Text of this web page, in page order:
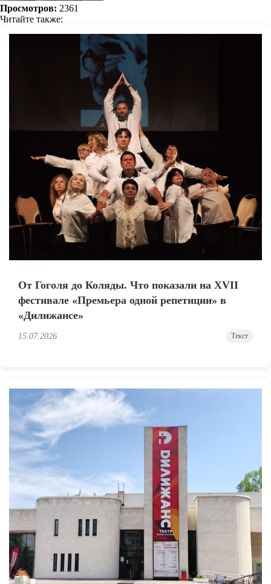
Просмотров: 2361
Читайте также:
От Гоголя до Коляды. Что показали на XVII
фестивале «Премьера одной репетиции» в
«Дилижансе»
15.07.2026 Текст